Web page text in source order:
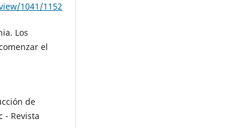
1041/1152
Los
el
de
- Revista